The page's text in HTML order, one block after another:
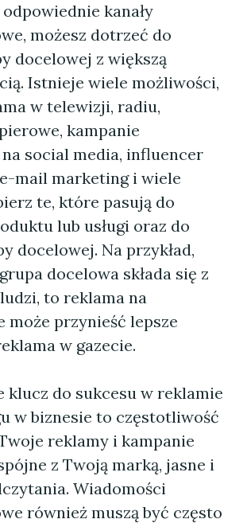
kanały
możesz dotrzeć do
docelowej z większą
Istnieje wiele możliwości,
w telewizji, radiu,
kampanie
social media, influencer
mail marketing i wiele
te, które pasują do
lub usługi oraz do
docelowej. Na przykład,
docelowa składa się z
to reklama na
może przynieść lepsze
w gazecie.
klucz do sukcesu w reklamie
w biznesie to częstotliwość
reklamy i kampanie
z Twoją marką, jasne i
Wiadomości
również muszą być często